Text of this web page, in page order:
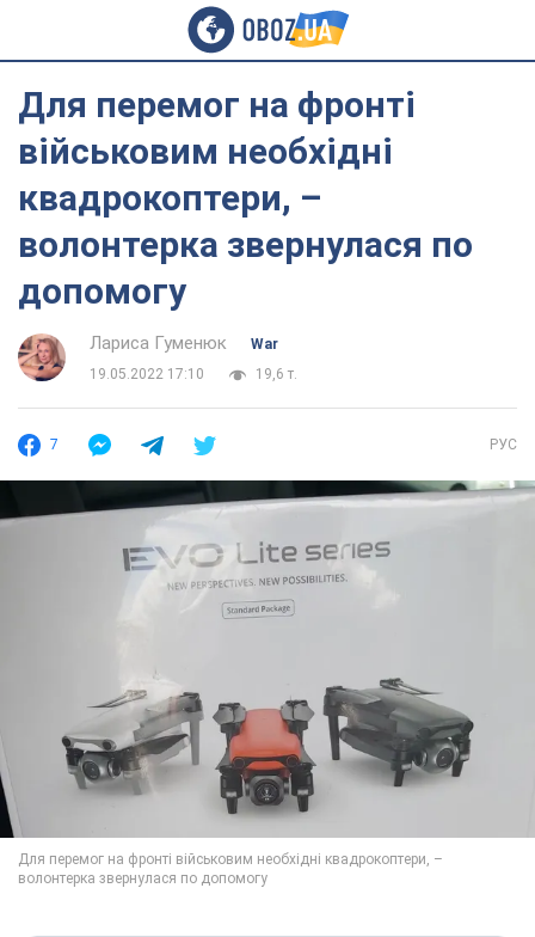
Для перемог на фронті
військовим необхідні
квадрокоптери, –
волонтерка звернулася по
допомогу
Лариса Гуменюк
War
19.05.2022 17:10
19,6 т.
7 РУС